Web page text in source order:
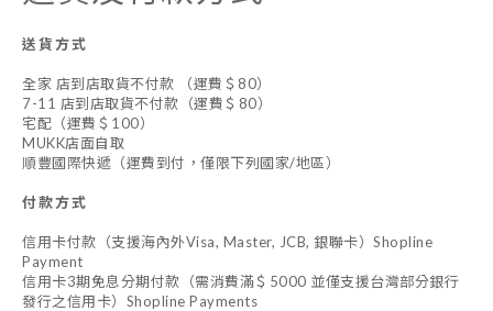
送貨方式
全家 店到店取貨不付款 （運費＄80）
7-11 店到店取貨不付款（運費＄80）
宅配（運費＄100）
MUKK店面自取
順豐國際快遞（運費到付，僅限下列國家/地區）
付款方式
信用卡付款（支援海內外Visa, Master, JCB, 銀聯卡）Shopline
Payment
信用卡3期免息分期付款（需消費滿＄5000 並僅支援台灣部分銀行
發行之信用卡）Shopline Payments